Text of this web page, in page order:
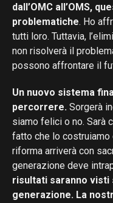
dall’OMC all’OMS,
problematiche. Ho
tutti loro. Tuttavia,
non risolverà il
possono affrontare il
Un nuovo sistema
percorrere. Sorgerà
siamo felici o no. Sarà
fatto che lo costruiamo
riforma arriverà con
generazione deve
risultati saranno visti
generazione. La